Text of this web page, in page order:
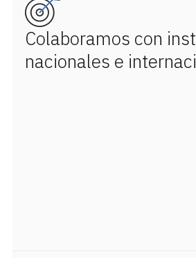
Colaboramos con
nacionales e